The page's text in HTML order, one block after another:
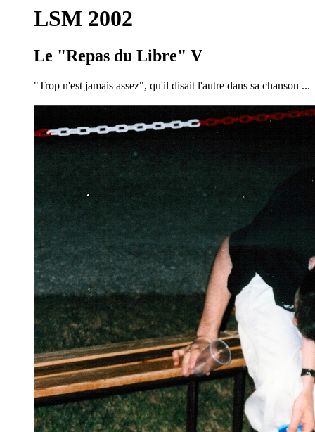
LSM 2002
Le "Repas du Libre" V
"Trop n'est jamais assez", qu'il disait l'autre dans sa chanson ...